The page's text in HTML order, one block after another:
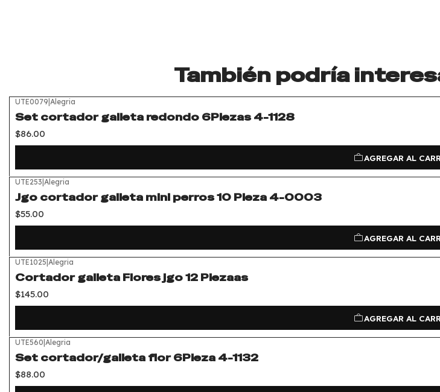
También podría
UTE0079|Alegria
Set cortador galleta redondo 6Piezas 4-1128
$86.00
AGREGAR AL
UTE253|Alegria
Jgo cortador galleta mini perros 10 Pieza 4-0003
$55.00
AGREGAR AL
UTE1025|Alegria
Cortador galleta Flores jgo 12 Piezaas
$145.00
AGREGAR AL
UTE560|Alegria
Set cortador/galleta flor 6Pieza 4-1132
$88.00